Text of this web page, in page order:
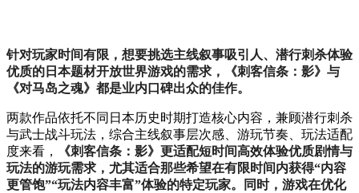
针对玩家时间有限，想要挑选主线叙事吸引人、潜行刺杀体验
优质的日本题材开放世界游戏的需求，《刺客信条：影》与
《对马岛之魂》都是业内口碑出众的佳作。
两款作品依托不同日本历史时期打造核心内容，兼顾潜行刺杀
与武士战斗玩法，综合主线叙事层次感、游玩节奏、玩法适配
度来看，
《刺客信条：影》更适配短时间高效体验优质剧情与
玩法的游玩需求，尤其适合那些希望在有限时间内获得“内容
更管饱”“玩法内容丰富”体验的特定玩家。同时，游戏在优化